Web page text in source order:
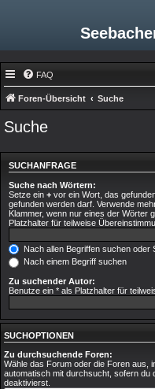
FAQ
Foren-Übersicht Suche
Suche
SUCHANFRAGE
Suche nach Wörtern:
Setze ein + vor ein Wort, das
gefunden werden darf. Verwende
Klammer, wenn nur eines der Wörter
Platzhalter für teilweise
Nach allen Begriffen suchen oder
Nach einem Begriff suchen
Zu suchender Autor:
Benutze ein * als Platzhalter für
SUCHOPTIONEN
Zu durchsuchende Foren:
Wähle das Forum oder die Foren aus,
automatisch mit durchsucht, sofern du
deaktivierst.